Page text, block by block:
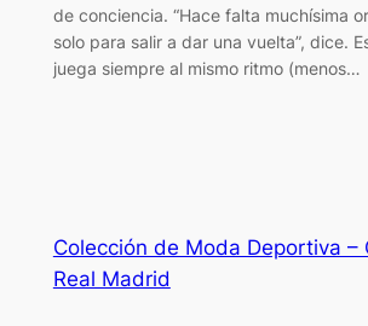
de conciencia. “Hace falta muchísima
solo para salir a dar una vuelta”, dice.
juega siempre al mismo ritmo (menos…
Colección de Moda Deportiva –
Real Madrid